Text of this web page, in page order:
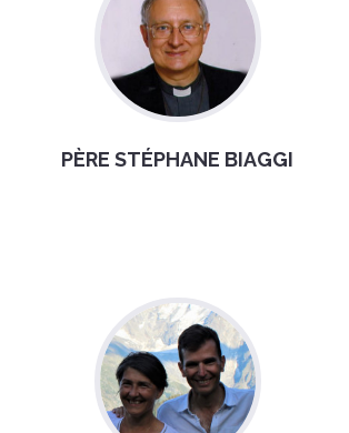
PÈRE STÉPHANE BIAGGI